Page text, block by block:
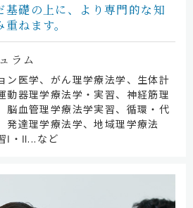
礎の上に、
より専門的な知
重ねます。
ラム
ン医学、がん理学療法学、生体計
動器理学療法学・実習、神経筋理
脳血管理学療法学実習、循環・代
発達理学療法学、地域理学療法
Ⅰ・Ⅱ...など